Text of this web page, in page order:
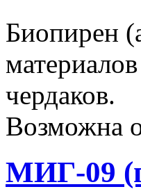
Биопирен
чердаков.
Возможна
МИГ-09